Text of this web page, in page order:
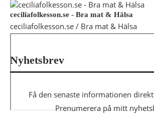
ceciliafolkesson.se - Bra mat & Hälsa
ceciliafolkesson.se / Bra mat & Hälsa
Nyhetsbrev
Få den senaste informationen
Prenumerera på mitt